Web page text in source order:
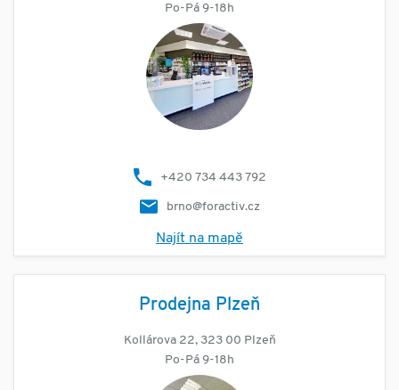
Po-Pá 9-18h
+420 734 443 792
brno@foractiv.cz
Najít na mapě
Prodejna Plzeň
Kollárova 22, 323 00 Plzeň
Po-Pá 9-18h